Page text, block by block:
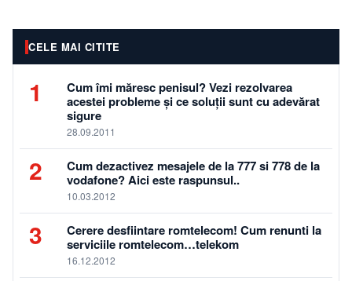
nevoie…
CELE MAI CITITE
1
Cum îmi măresc penisul? Vezi rezolvarea
acestei probleme și ce soluții sunt cu adevărat
sigure
28.09.2011
2
Cum dezactivez mesajele de la 777 si 778 de la
vodafone? Aici este raspunsul..
10.03.2012
3
Cerere desfiintare romtelecom! Cum renunti la
serviciile romtelecom…telekom
16.12.2012